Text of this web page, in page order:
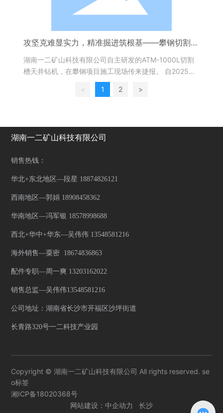
攻坚克难显实力，精准掘进筑根基——攀钢切割槽
天井钻机售后纪实
湖南一二矿山科技有限公司自主研发的ATM-1000L切割
槽天井钻机，在攀钢项目施工现场传来捷报。 自2025年
5月26日设备顺利到场调试投用以来，施工团队凭借专业
技术与设备卓越性能，圆满完成9条垂直天井的掘进任务
< 1 2 >
湖南一二矿山科技有限公司
销售热钱：
华北+东北地区—段星 18874826121
西南地区—郭娟 18908458362
华南地区—冯军银 18578998688
西北+华中+华东—吴伟伟 13548581216
海外销售—粟密 18674836863
配件专职—周一爽 13203162022
销售总监—吴伟伟13548581216
公司地址：湖南省长沙市开福区沙坪街道
长青路320号一二科技产业园
Copyright © 湖南一二矿山科技有限公司 All rights reserved. se
o标签
湘ICP备18020368号
网站建设： 中企动力
长沙